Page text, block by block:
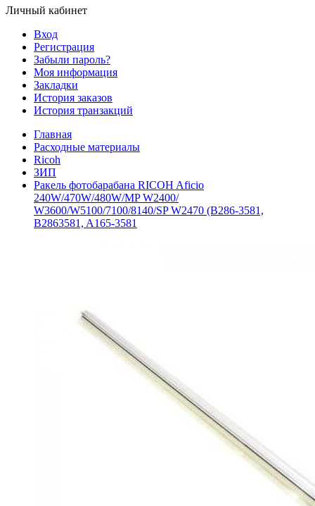
Личный кабинет
Вход
Регистрация
Забыли пароль?
Моя информация
Закладки
История заказов
История транзакций
Главная
Расходные материалы
Ricoh
ЗИП
Ракель фотобарабана RICOH Aficio
240W/470W/480W/MP W2400/
W3600/W5100/7100/8140/SP W2470 (B286-3581,
B2863581, A165-3581